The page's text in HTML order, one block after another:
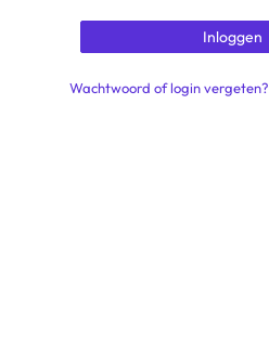
Wachtwoord of login vergeten?